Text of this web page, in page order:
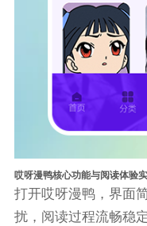
哎呀漫鸭核心功能与阅读体验
打开哎呀漫鸭，界面
扰，阅读过程流畅稳